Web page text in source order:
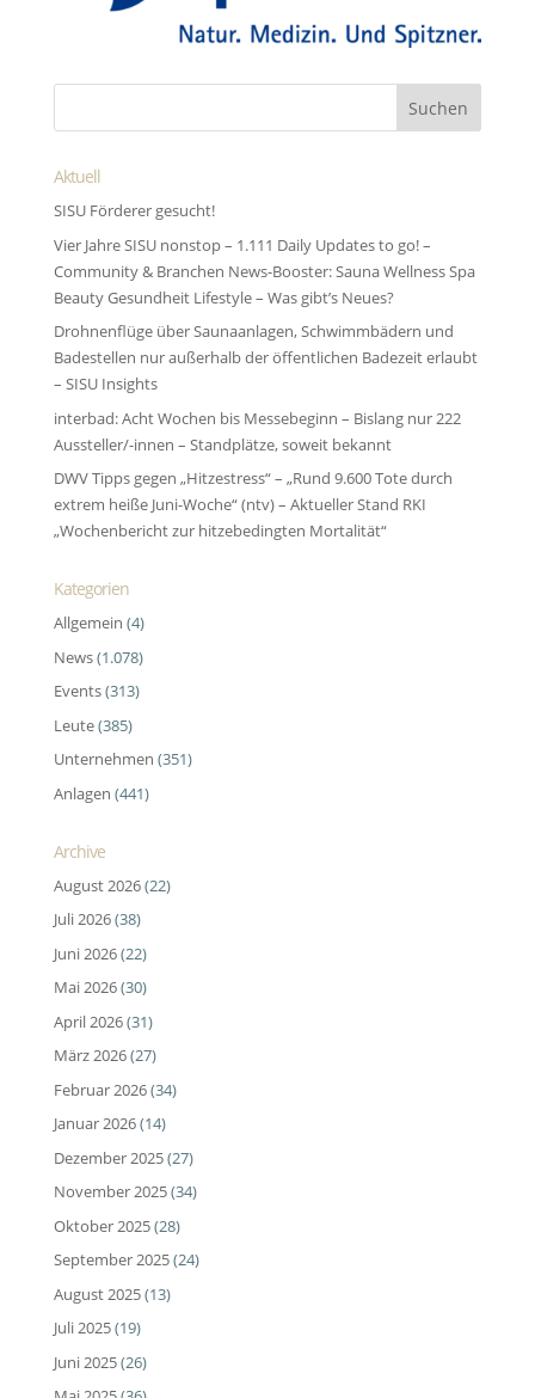
Aktuell
SISU Förderer gesucht!
Vier Jahre SISU nonstop – 1.111 Daily Updates to go! –
Community & Branchen News-Booster: Sauna Wellness Spa
Beauty Gesundheit Lifestyle – Was gibt’s Neues?
Drohnenflüge über Saunaanlagen, Schwimmbädern und
Badestellen nur außerhalb der öffentlichen Badezeit erlaubt
– SISU Insights
interbad: Acht Wochen bis Messebeginn – Bislang nur 222
Aussteller/-innen – Standplätze, soweit bekannt
DWV Tipps gegen „Hitzestress“ – „Rund 9.600 Tote durch
extrem heiße Juni-Woche“ (ntv) – Aktueller Stand RKI
„Wochenbericht zur hitze­bedingten Morta­lität“
Kategorien
Allgemein (4)
News(1.078)
Events(313)
Leute(385)
Unternehmen (351)
Anlagen (441)
Archive
August 2026(22)
Juli 2026(38)
Juni 2026(22)
Mai 2026(30)
April 2026(31)
März 2026(27)
Februar 2026(34)
Januar 2026(14)
Dezember 2025(27)
November 2025(34)
Oktober 2025(28)
September 2025(24)
August 2025(13)
Juli 2025(19)
Juni 2025(26)